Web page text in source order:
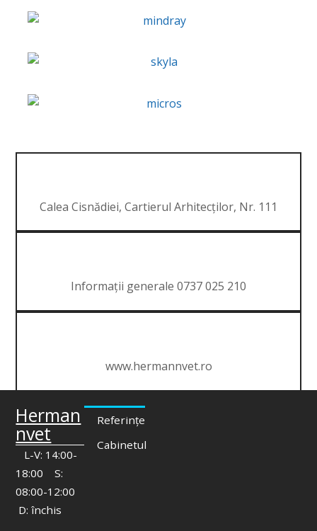
Calea Cisnădiei, Cartierul Arhitecților, Nr. 111
Informații generale 0737 025 210
www.hermannvet.ro
Herman
nvet
L-V: 14:00-
18:00 S:
08:00-12:00
D: închis
Referințe
Cabinetul